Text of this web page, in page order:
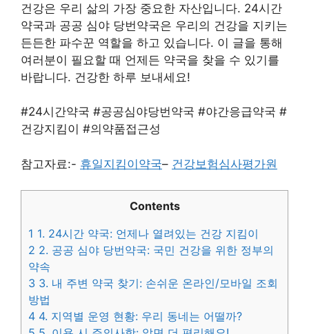
건강은 우리 삶의 가장 중요한 자산입니다. 24시간
약국과 공공 심야 당번약국은 우리의 건강을 지키는
든든한 파수꾼 역할을 하고 있습니다. 이 글을 통해
여러분이 필요할 때 언제든 약국을 찾을 수 있기를
바랍니다. 건강한 하루 보내세요!
#24시간약국 #공공심야당번약국 #야간응급약국 #
건강지킴이 #의약품접근성
참고자료:- 휴일지킴이약국– 건강보험심사평가원
Contents
1 1. 24시간 약국: 언제나 열려있는 건강 지킴이
2 2. 공공 심야 당번약국: 국민 건강을 위한 정부의
약속
3 3. 내 주변 약국 찾기: 손쉬운 온라인/모바일 조회
방법
4 4. 지역별 운영 현황: 우리 동네는 어떨까?